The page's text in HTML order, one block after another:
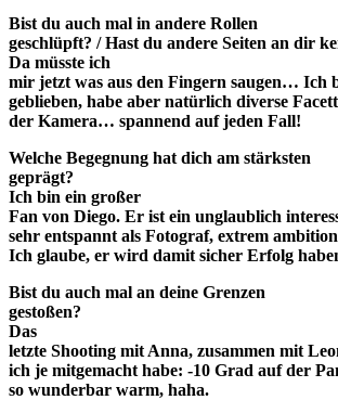
Bist du auch mal in andere Rollen
geschlüpft? / Hast du andere Seiten an dir
Da müsste ich
mir jetzt was aus den Fingern saugen… Ich
geblieben, habe aber natürlich diverse
der Kamera… spannend auf jeden Fall!
Welche Begegnung hat dich am stärksten
geprägt?
Ich bin ein großer
Fan von Diego. Er ist ein unglaublich
sehr entspannt als Fotograf, extrem
Ich glaube, er wird damit sicher Erfolg
Bist du auch mal an deine Grenzen
gestoßen?
Das
letzte Shooting mit Anna, zusammen mit
ich je mitgemacht habe: -10 Grad auf der
so wunderbar warm, haha.